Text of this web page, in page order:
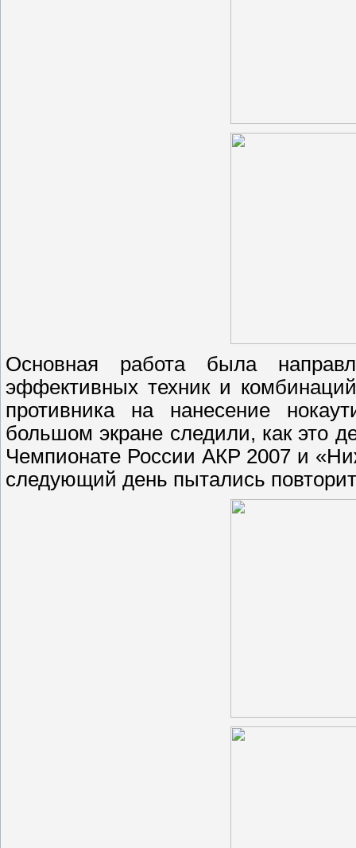
Основная работа была
эффективных техник и
противника на нанесение
большом экране следили, как это
Чемпионате России АКР 2007 и
следующий день пытались